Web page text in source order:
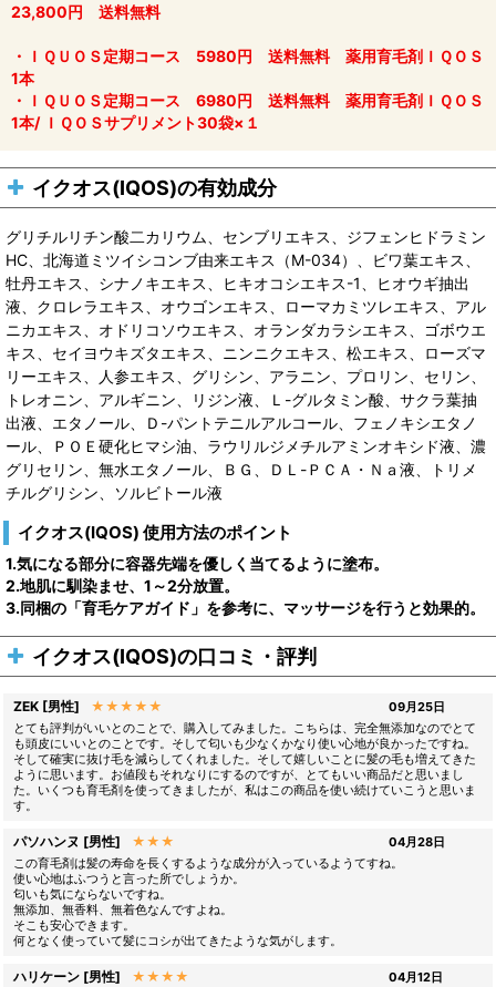
23,800円 送料無料
・ＩＱＵＯＳ定期コース 5980円 送料無料 薬用育毛剤ＩＱＯＳ
1本
・ＩＱＵＯＳ定期コース 6980円 送料無料 薬用育毛剤ＩＱＯＳ
1本/ ＩＱＯＳサプリメント30袋×１
イクオス(IQOS)の有効成分
グリチルリチン酸二カリウム、センブリエキス、ジフェンヒドラミン
HC、北海道ミツイシコンブ由来エキス（M-034）、ビワ葉エキス、
牡丹エキス、シナノキエキス、ヒキオコシエキス-1、ヒオウギ抽出
液、クロレラエキス、オウゴンエキス、ローマカミツレエキス、アル
ニカエキス、オドリコソウエキス、オランダカラシエキス、ゴボウエ
キス、セイヨウキズタエキス、ニンニクエキス、松エキス、ローズマ
リーエキス、人参エキス、グリシン、アラニン、プロリン、セリン、
トレオニン、アルギニン、リジン液、Ｌ-グルタミン酸、サクラ葉抽
出液、エタノール、Ｄ-パントテニルアルコール、フェノキシエタノ
ール、ＰＯＥ硬化ヒマシ油、ラウリルジメチルアミンオキシド液、濃
グリセリン、無水エタノール、ＢＧ、ＤＬ-ＰＣＡ・Ｎａ液、トリメ
チルグリシン、ソルビトール液
イクオス(IQOS) 使用方法のポイント
1.気になる部分に容器先端を優しく当てるように塗布。
2.地肌に馴染ませ、1～2分放置。
3.同梱の「育毛ケアガイド」を参考に、マッサージを行うと効果的。
イクオス(IQOS)の口コミ・評判
ZEK [男性] ★★★★★
09月25日
とても評判がいいとのことで、購入してみました。こちらは、完全無添加なのでとて
も頭皮にいいとのことです。そして匂いも少なくかなり使い心地が良かったですね。
そして確実に抜け毛を減らしてくれました。そして嬉しいことに髪の毛も増えてきた
ように思います。お値段もそれなりにするのですが、とてもいい商品だと思いまし
た。いくつも育毛剤を使ってきましたが、私はこの商品を使い続けていこうと思いま
す。
パソハンヌ [男性] ★★★
04月28日
この育毛剤は髪の寿命を長くするような成分が入っているようてすね。
使い心地はふつうと言った所でしょうか。
匂いも気にならないですね。
無添加、無香料、無着色なんですよね。
そこも安心できます。
何となく使っていて髪にコシが出てきたような気がします。
ハリケーン [男性] ★★★★
04月12日